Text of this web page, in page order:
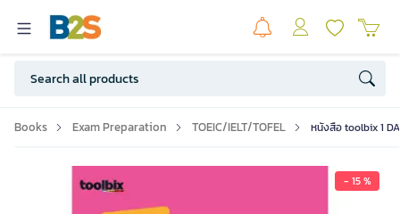
Books Exam Preparation TOEIC/IELT/TOFEL หนังสือ toolbix 1
- 15 %